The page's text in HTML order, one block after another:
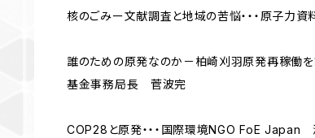
核のごみー文献調査と地域の苦悩・・・原子力
誰のための原発なのか－柏崎刈羽原発再稼働を
基金事務局長 菅波完
COP28と原発・・・国際環境NGO FoE Japan